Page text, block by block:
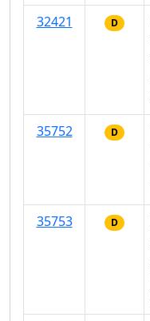
32421
D
35752
D
35753
D